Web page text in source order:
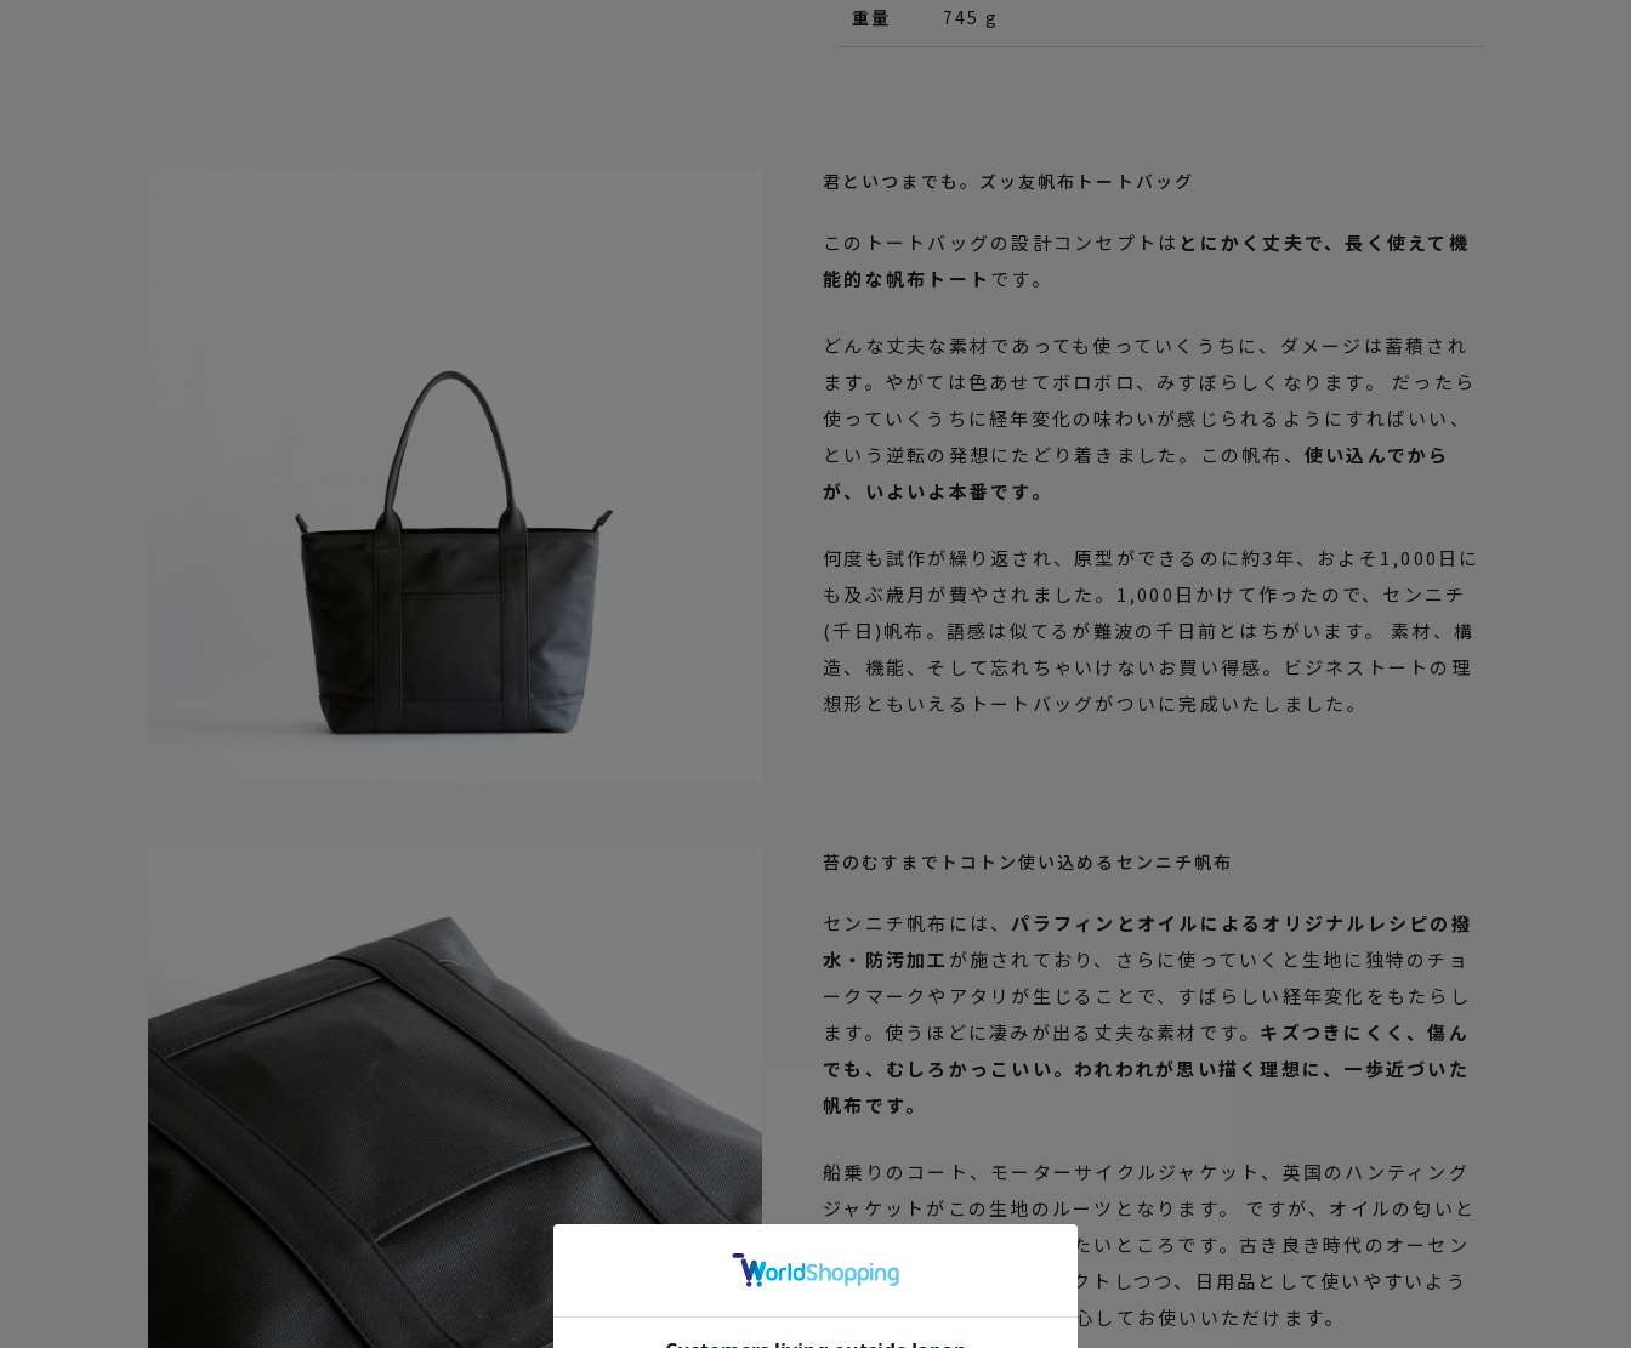
重量 745 g
君といつまでも。ズッ友帆布トートバッグ
このトートバッグの設計コンセプトは とにかく丈夫で、長く使えて機
能的な帆布トート です。
どんな丈夫な素材であっても使っていくうちに、ダメージは蓄積され
ます。やがては色あせてボロボロ、みすぼらしくなります。 だったら
使っていくうちに経年変化の味わいが感じられるようにすればいい、
という逆転の発想にたどり着きました。この帆布、 使い込んでから
が、いよいよ本番です。
何度も試作が繰り返され、原型ができるのに約3年、およそ1,000日に
も及ぶ歳月が費やされました。1,000日かけて作ったので、センニチ
(千日)帆布。語感は似てるが難波の千日前とはちがいます。 素材、構
造、機能、そして忘れちゃいけないお買い得感。ビジネストートの理
想形ともいえるトートバッグがついに完成いたしました。
苔のむすまでトコトン使い込めるセンニチ帆布
センニチ帆布には、 パラフィンとオイルによるオリジナルレシピの撥
水・防汚加工 が施されており、さらに使っていくと生地に独特のチョ
ークマークやアタリが生じることで、すばらしい経年変化をもたらし
ます。使うほどに凄みが出る丈夫な素材です。 キズつきにくく、傷ん
でも、むしろかっこいい。われわれが思い描く理想に、一歩近づいた
帆布です。
船乗りのコート、モーターサイクルジャケット、英国のハンティング
ジャケットがこの生地のルーツとなります。 ですが、オイルの匂いと
かベトつきとかはご遠慮したいところです。古き良き時代のオーセン
ティックな作り方をリスペクトしつつ、日用品として使いやすいよう
アレンジしているため、安心してお使いいただけます。